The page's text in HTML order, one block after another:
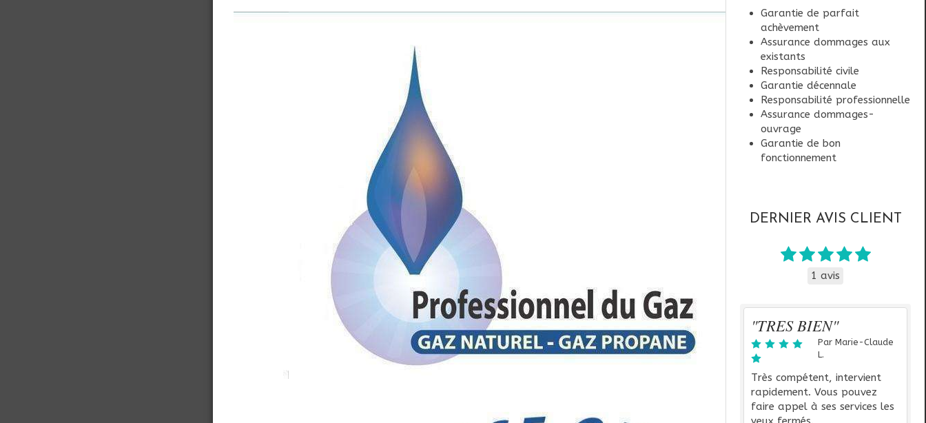
Garantie de parfait
achèvement
Assurance dommages aux
existants
Responsabilité civile
Garantie décennale
Responsabilité professionnelle
Assurance dommages-
ouvrage
Garantie de bon
fonctionnement
DERNIER AVIS CLIENT
1 avis
"TRES BIEN"
Par Marie-Claude
L.
Très compétent, intervient
rapidement. Vous pouvez
faire appel à ses services les